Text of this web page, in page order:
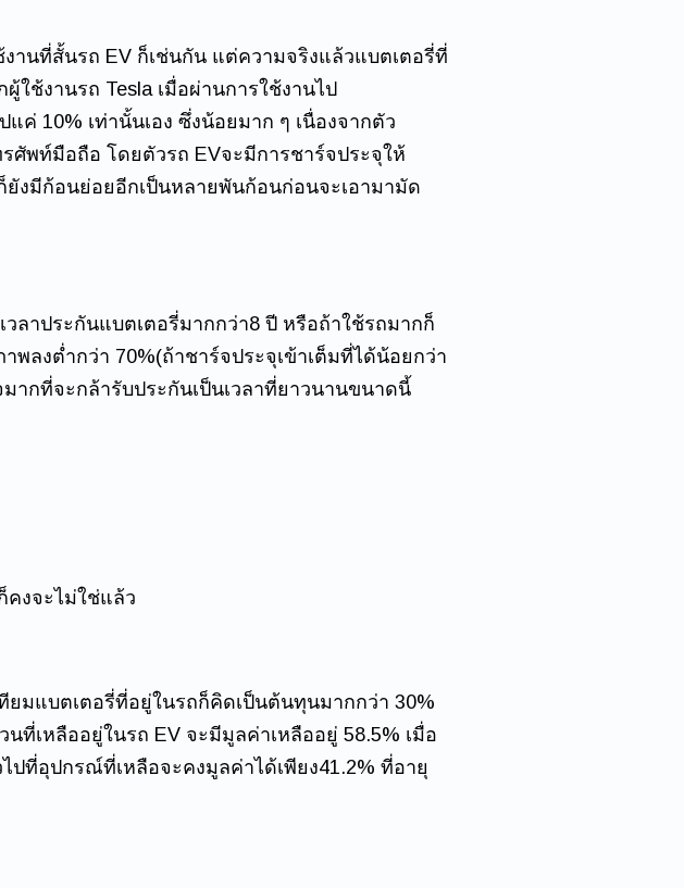
านที่สั้นรถ EV ก็เช่นกัน แต่ความจริงแล้วแบตเตอรี่ที่
ใช้งานรถ Tesla เมื่อผ่านการใช้งานไป
ค่ 10% เท่านั้นเอง ซึ่งน้อยมาก ๆ เนื่องจากตัว
ศัพท์มือถือ โดยตัวรถ EVจะมีการชาร์จประจุให้
งมีก้อนย่อยอีกเป็นหลายพันก้อนก่อนจะเอามามัด
ลาประกันแบตเตอรี่มากกว่า8 ปี หรือถ้าใช้รถมากก็
พลงต่ำกว่า 70%(ถ้าชาร์จประจุเข้าเต็มที่ได้น้อยกว่า
ากที่จะกล้ารับประกันเป็นเวลาที่ยาวนานขนาดนี้
คงจะไม่ใช่แล้ว
ยมแบตเตอรี่ที่อยู่ในรถก็คิดเป็นต้นทุนมากกว่า 30%
เหลืออยู่ในรถ EV จะมีมูลค่าเหลืออยู่ 58.5% เมื่อ
ปที่อุปกรณ์ที่เหลือจะคงมูลค่าได้เพียง41.2% ที่อายุ